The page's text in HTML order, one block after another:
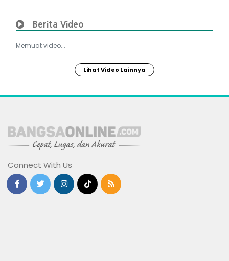
Berita Video
Memuat video...
Lihat Video Lainnya
Connect With Us